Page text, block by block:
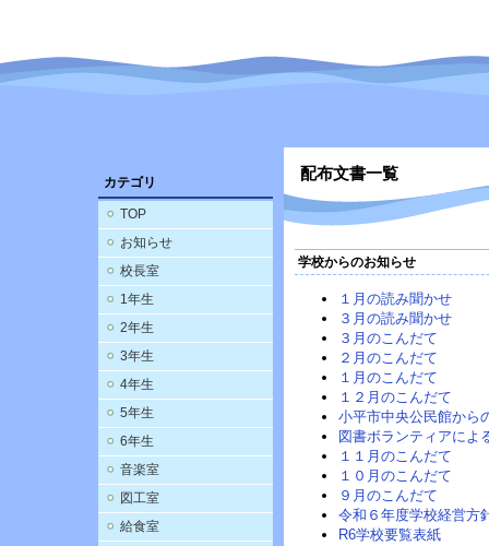
カテゴリ
TOP
お知らせ
校長室
1年生
2年生
3年生
4年生
5年生
6年生
音楽室
図工室
給食室
配布文書一覧
学校からのお知らせ
１月の読み聞かせ
３月の読み聞かせ
３月のこんだて
２月のこんだて
１月のこんだて
１２月のこんだて
小平市中央公民館から
図書ボランティアによ
１１月のこんだて
１０月のこんだて
９月のこんだて
令和６年度学校経営方
R6学校要覧表紙